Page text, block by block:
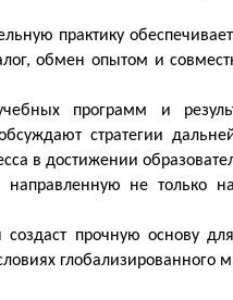
практику
обмен опытом и
программ и
стратегии
в достижении
не только
создаст прочную основу
глобализированного